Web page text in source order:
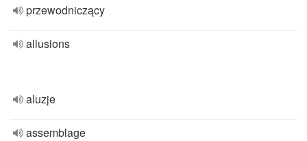
przewodniczący
allusions
aluzje
assemblage